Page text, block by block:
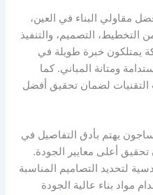
مقاولي البناء في العين،
التصميم، والتنفيذ
يمتلكون خبرة طويلة في
ومتانة المباني. كما
لضمان تحقيق أفضل
يهتم بأدق التفاصيل في
أعلى معايير الجودة.
لتحديد التصاميم المناسبة
مواد بناء عالية الجودة